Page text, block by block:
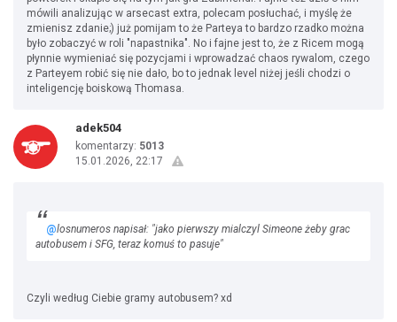
mówili analizując w arsecast extra, polecam posłuchać, i myślę że
zmienisz zdanie;) już pomijam to że Parteya to bardzo rzadko można
było zobaczyć w roli "napastnika". No i fajne jest to, że z Ricem mogą
płynnie wymieniać się pozycjami i wprowadzać chaos rywalom, czego
z Parteyem robić się nie dało, bo to jednak level niżej jeśli chodzi o
inteligencję boiskową Thomasa.
adek504
komentarzy: 5013
15.01.2026, 22:17
@losnumeros napisał: "jako pierwszy mialczyl Simeone żeby grac
autobusem i SFG, teraz komuś to pasuje"
Czyli według Ciebie gramy autobusem? xd